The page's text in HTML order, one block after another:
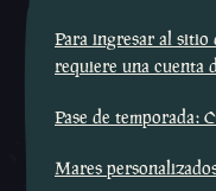
Para ingresar al sitio
requiere una cuenta
Pase de temporada:
Mares